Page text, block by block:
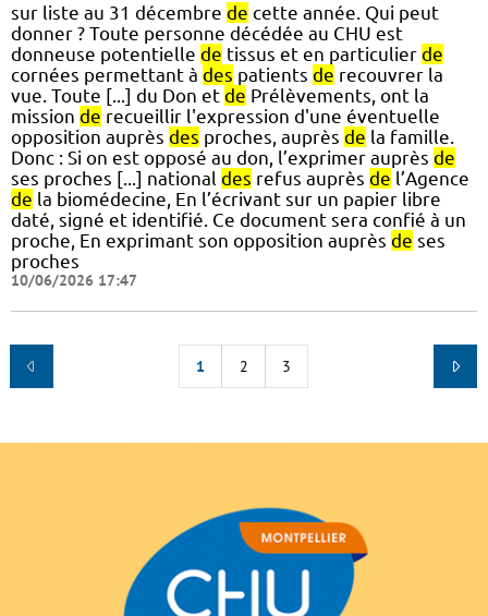
sur liste au 31 décembre de cette année. Qui peut
donner ? Toute personne décédée au CHU est
donneuse potentielle de tissus et en particulier de
cornées permettant à des patients de recouvrer la
vue. Toute [...] du Don et de Prélèvements, ont la
mission de recueillir l'expression d'une éventuelle
opposition auprès des proches, auprès de la famille.
Donc : Si on est opposé au don, l’exprimer auprès de
ses proches [...] national des refus auprès de l’Agence
de la biomédecine, En l’écrivant sur un papier libre
daté, signé et identifié. Ce document sera confié à un
proche, En exprimant son opposition auprès de ses
proches
10/06/2026 17:47
1 2 3